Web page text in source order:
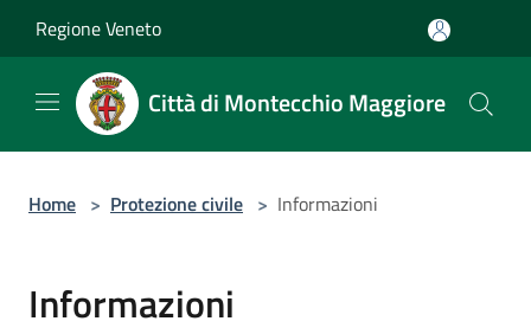
Regione Veneto
Città di Montecchio Maggiore
Home > Protezione civile > Informazioni
Informazioni